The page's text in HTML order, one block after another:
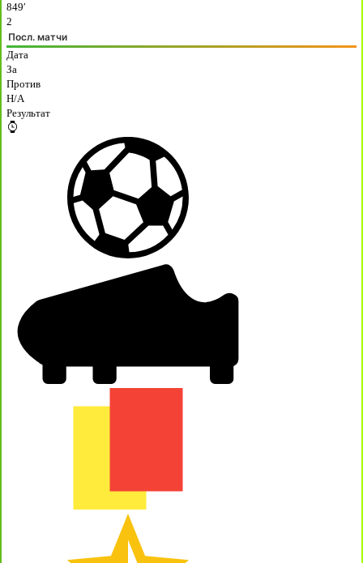
849′
2
Посл. матчи
Дата
За
Против
H/A
Результат